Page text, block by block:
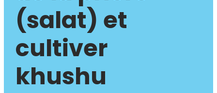
(salat) et
cultiver
khushu